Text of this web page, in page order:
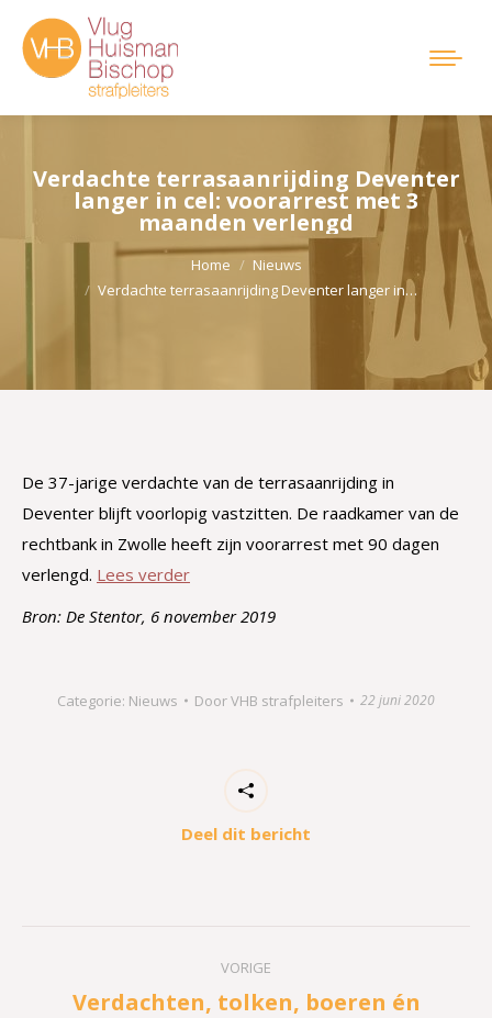
Verdachte terrasaanrijding Deventer
langer in cel: voorarrest met 3
maanden verlengd
Je bent hier:
Home
Nieuws
Verdachte terrasaanrijding Deventer langer in…
De 37-jarige verdachte van de terrasaanrijding in
Deventer blijft voorlopig vastzitten. De raadkamer van de
rechtbank in Zwolle heeft zijn voorarrest met 90 dagen
verlengd. Lees verder
Bron: De Stentor, 6 november 2019
Categorie: Nieuws DoorVHB strafpleiters 22 juni 2020
Deel dit bericht
VORIGE
Verdachten, tolken, boeren én